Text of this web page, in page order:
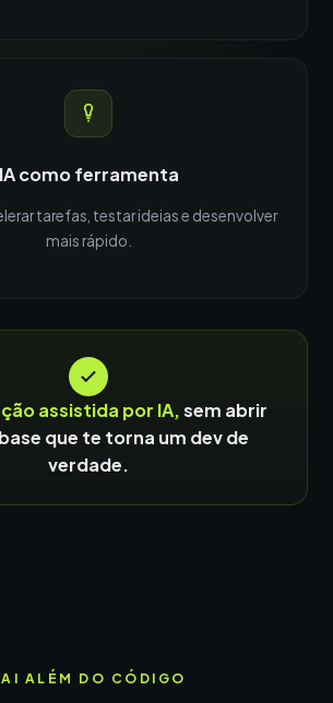
IA como ferramenta
tarefas, testar ideias e desenvolver
mais rápido.
assistida por IA,sem abrir
que te torna um dev de
verdade.
ALÉM DO CÓDIGO